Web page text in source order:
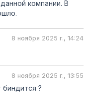
компании. В
8 ноября 2025 г., 14:24
8 ноября 2025 г., 13:55
?